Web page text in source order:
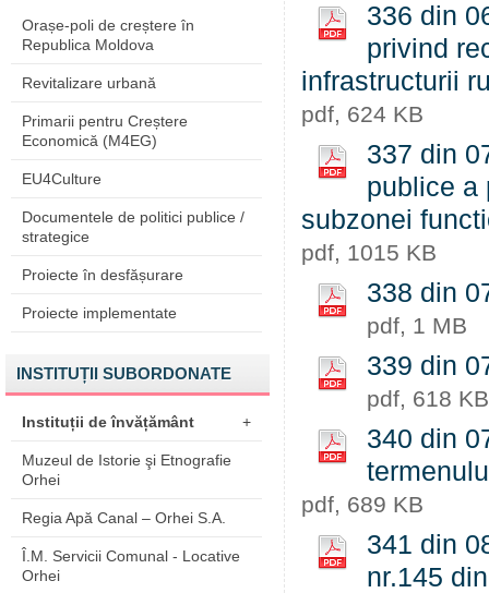
Orașe-poli de creștere în
Republica Moldova
Revitalizare urbană
Primarii pentru Creștere
Economică (M4EG)
EU4Culture
Documentele de politici publice /
strategice
Proiecte în desfășurare
Proiecte implementate
INSTITUȚII SUBORDONATE
Instituții de învățământ +
Muzeul de Istorie şi Etnografie
Orhei
Regia Apă Canal – Orhei S.A.
Î.M. Servicii Comunal - Locative
Orhei
336 din
privind
infrastructurii
pdf, 624 KB
337 din
publice a
subzonei
pdf, 1015 KB
338 din
pdf, 1 MB
339 din
pdf, 618 KB
340 din
pdf, 689 KB
341 din
nr.145